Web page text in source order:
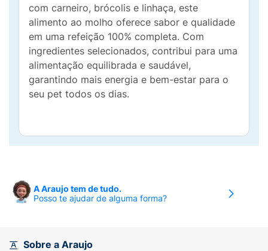
com carneiro, brócolis e linhaça, este
alimento ao molho oferece sabor e qualidade
em uma refeição 100% completa. Com
ingredientes selecionados, contribui para uma
alimentação equilibrada e saudável,
garantindo mais energia e bem-estar para o
seu pet todos os dias.
A Araujo tem de tudo.
Posso te ajudar de alguma forma?
Sobre a Araujo